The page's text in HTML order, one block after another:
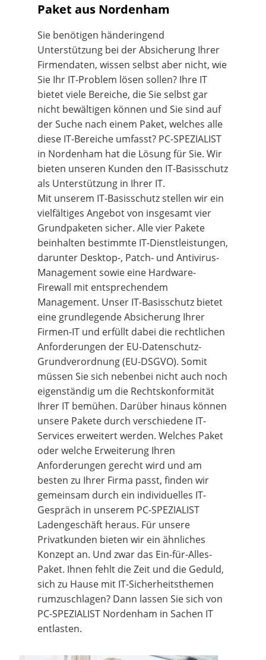
Paket aus Nordenham
Sie benötigen händeringend
Unterstützung bei der Absicherung Ihrer
Firmendaten, wissen selbst aber nicht, wie
Sie Ihr IT-Problem lösen sollen? Ihre IT
bietet viele Bereiche, die Sie selbst gar
nicht bewältigen können und Sie sind auf
der Suche nach einem Paket, welches alle
diese IT-Bereiche umfasst? PC-SPEZIALIST
in Nordenham hat die Lösung für Sie. Wir
bieten unseren Kunden den IT-Basisschutz
als Unterstützung in Ihrer IT.
Mit unserem IT-Basisschutz stellen wir ein
vielfältiges Angebot von insgesamt vier
Grundpaketen sicher. Alle vier Pakete
beinhalten bestimmte IT-Dienstleistungen,
darunter Desktop-, Patch- und Antivirus-
Management sowie eine Hardware-
Firewall mit entsprechendem
Management. Unser IT-Basisschutz bietet
eine grundlegende Absicherung Ihrer
Firmen-IT und erfüllt dabei die rechtlichen
Anforderungen der EU-Datenschutz-
Grundverordnung (EU-DSGVO). Somit
müssen Sie sich nebenbei nicht auch noch
eigenständig um die Rechtskonformität
Ihrer IT bemühen. Darüber hinaus können
unsere Pakete durch verschiedene IT-
Services erweitert werden. Welches Paket
oder welche Erweiterung Ihren
Anforderungen gerecht wird und am
besten zu Ihrer Firma passt, finden wir
gemeinsam durch ein individuelles IT-
Gespräch in unserem PC-SPEZIALIST
Ladengeschäft heraus. Für unsere
Privatkunden bieten wir ein ähnliches
Konzept an. Und zwar das Ein-für-Alles-
Paket. Ihnen fehlt die Zeit und die Geduld,
sich zu Hause mit IT-Sicherheitsthemen
rumzuschlagen? Dann lassen Sie sich von
PC-SPEZIALIST Nordenham in Sachen IT
entlasten.